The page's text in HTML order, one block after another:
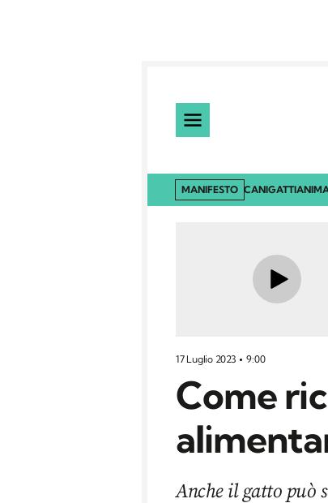
MANIFESTO CANIGATTI
17 Luglio 2023 9:00
Come
Anche il gatto può